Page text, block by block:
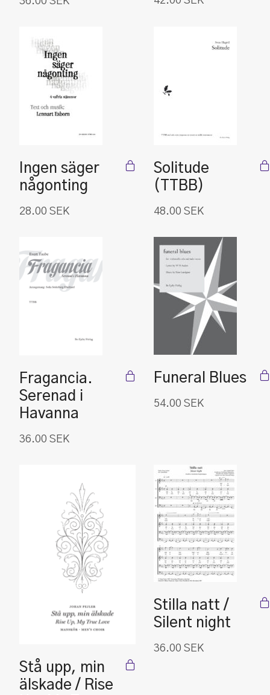
Ingen säger
någonting
28.00 SEK
Solitude
(TTBB)
48.00 SEK
Fragancia.
Serenad i
Havanna
36.00 SEK
Funeral Blues
54.00 SEK
Stå upp, min
älskade / Rise
Stilla natt /
Silent night
36.00 SEK